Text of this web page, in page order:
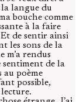
langue du
bouche comme
à la faire
de sentir ainsi
les sons de la
m’a rendus
sentiment de la
au poème
possible,